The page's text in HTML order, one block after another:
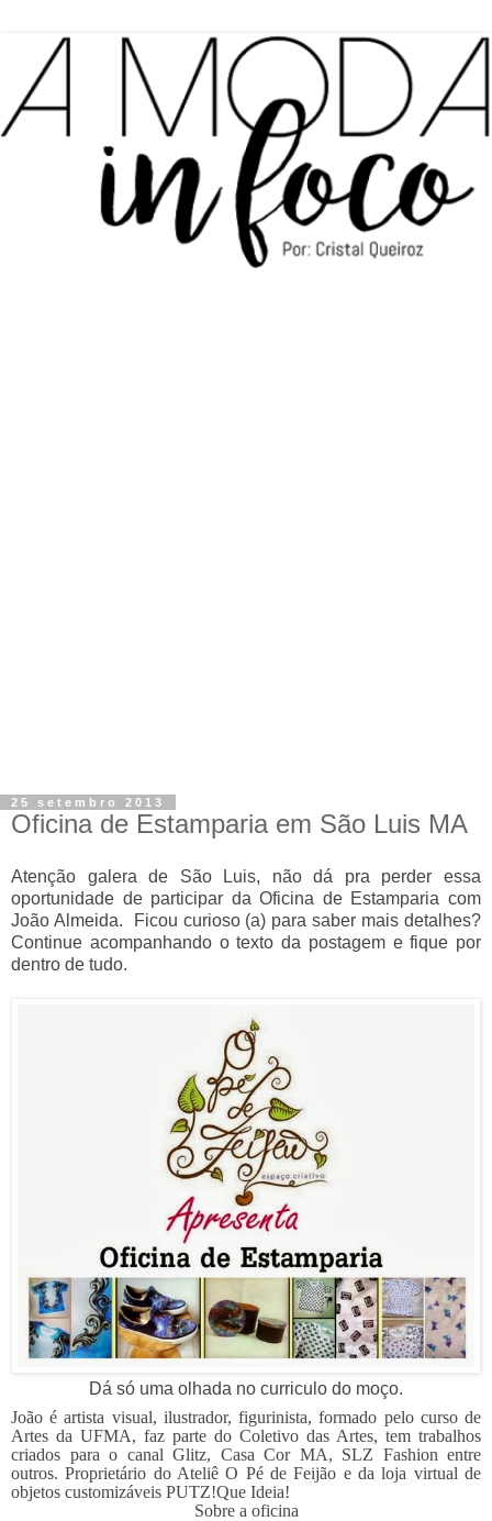
25 setembro 2013
Oficina de Estamparia em São Luis MA
Atenção galera de São Luis, não dá pra perder essa
oportunidade de participar da Oficina de Estamparia com
João Almeida. Ficou curioso (a) para saber mais detalhes?
Continue acompanhando o texto da postagem e fique por
dentro de tudo.
Dá só uma olhada no curriculo do moço.
João é artista visual, ilustrador, figurinista, formado pelo curso de
Artes da UFMA, faz parte do Coletivo das Artes, tem trabalhos
criados para o canal Glitz, Casa Cor MA, SLZ Fashion entre
outros. Proprietário do Ateliê O Pé de Feijão e da loja virtual de
objetos customizáveis PUTZ!Que Ideia!
Sobre a oficina